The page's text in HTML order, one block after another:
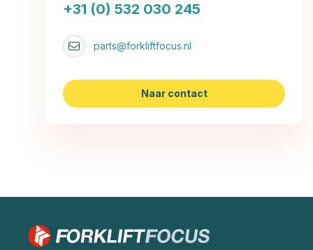
+31 (0) 532 030 245
parts@forkliftfocus.nl
Naar contact